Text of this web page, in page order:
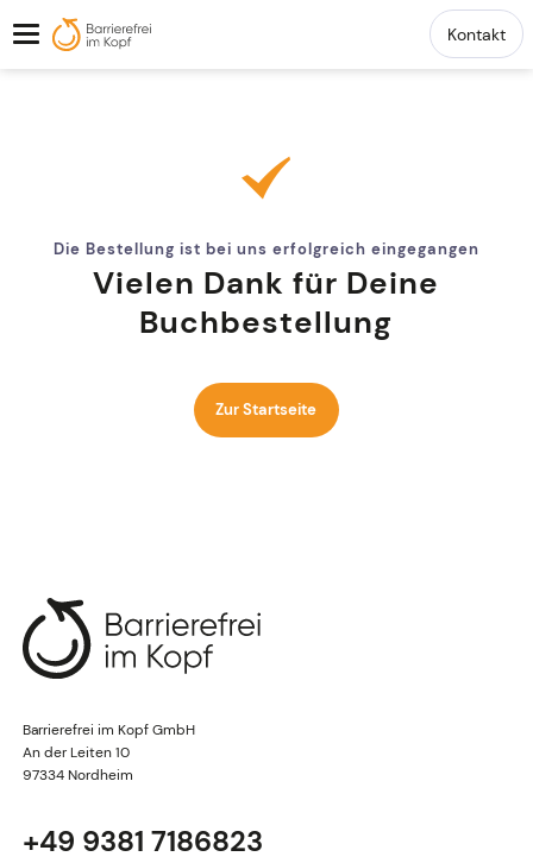
Kontakt
Die Bestellung ist bei uns erfolgreich eingegangen
Vielen Dank für Deine
Buchbestellung
Zur Startseite
Barrierefrei im Kopf GmbH
An der Leiten 10
97334 Nordheim
+49 9381 7186823